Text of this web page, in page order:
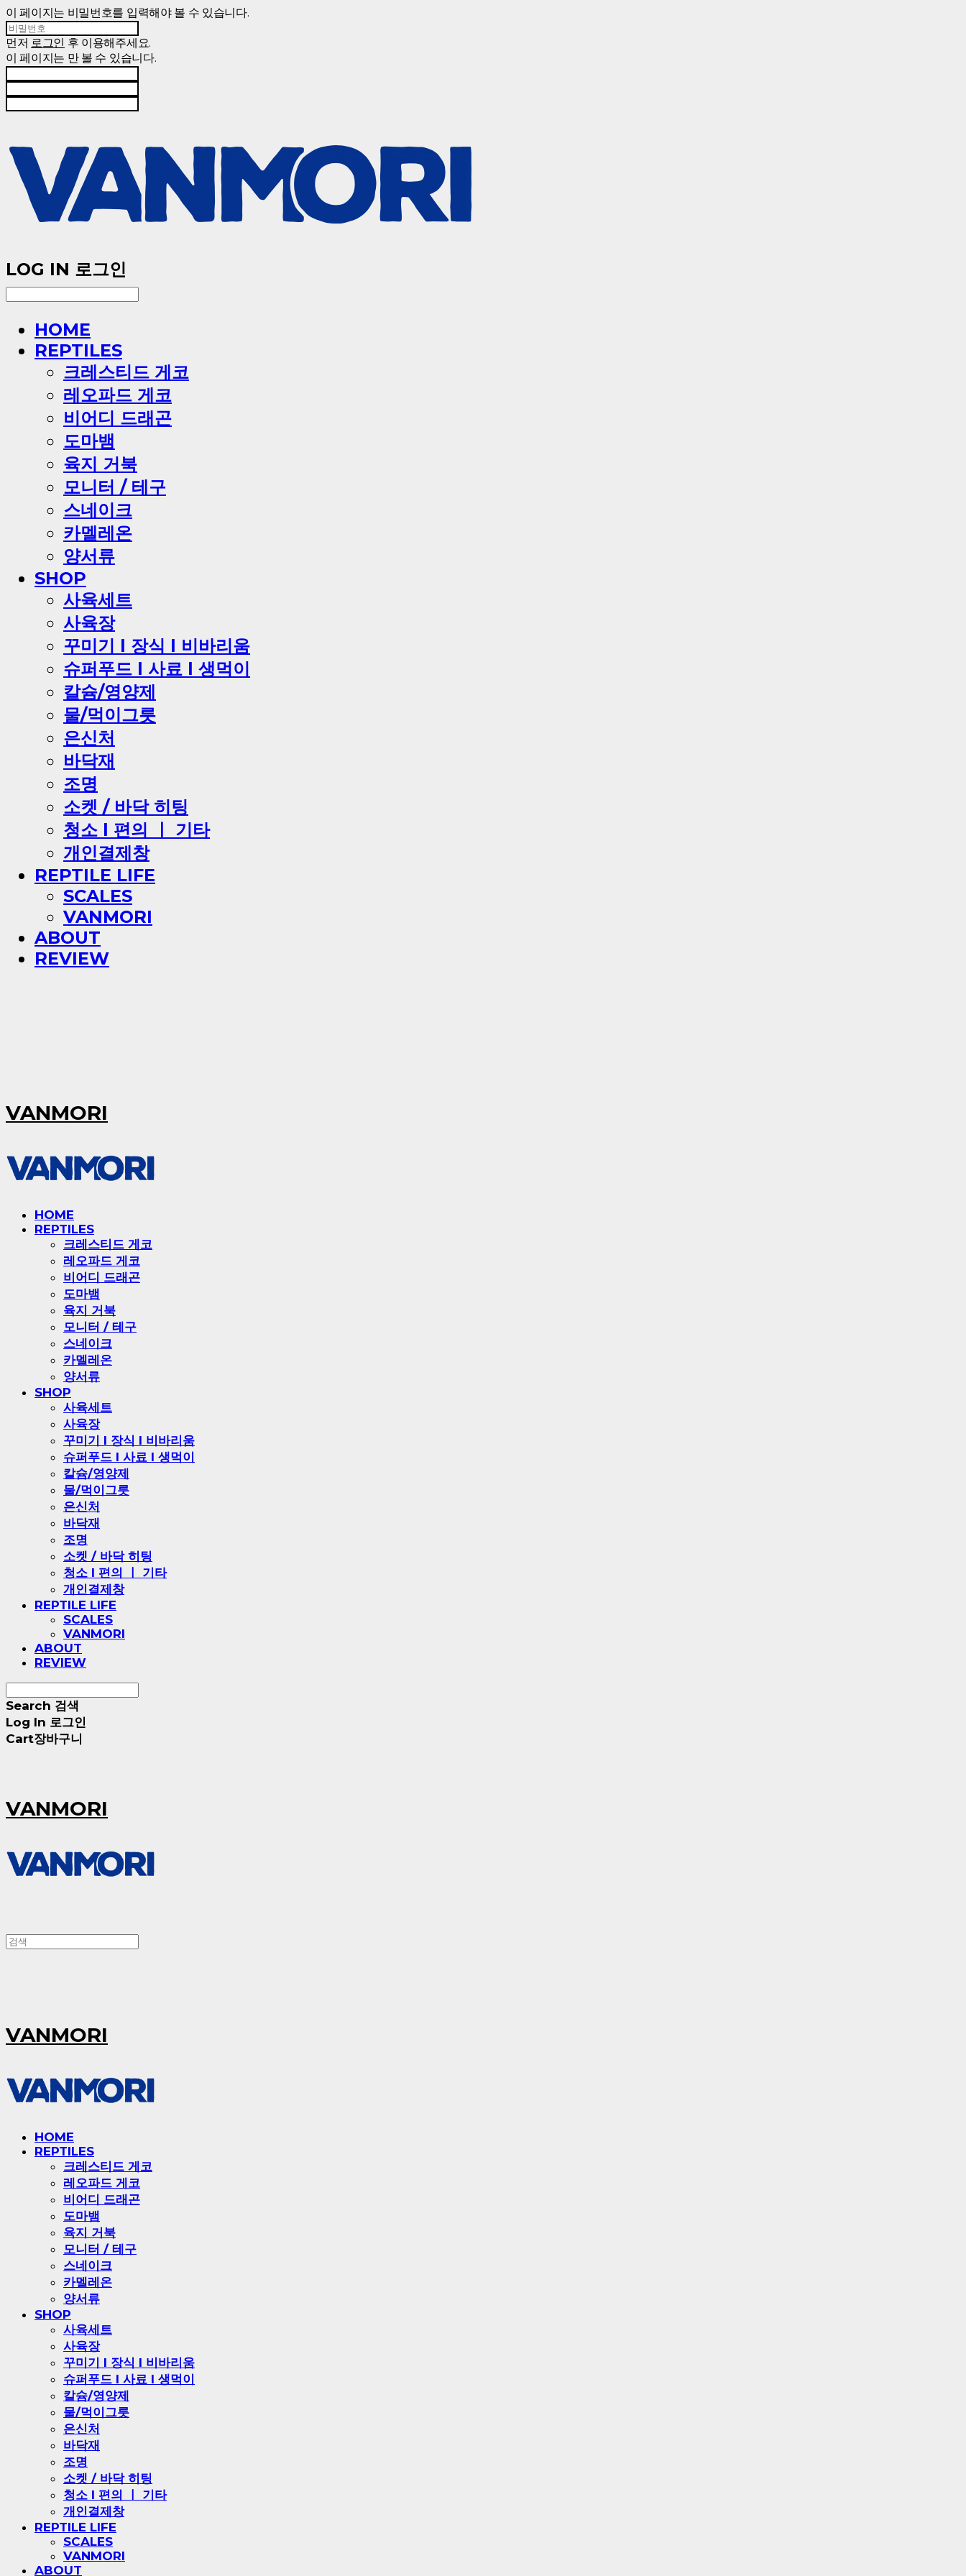
이 페이지는 비밀번호를 입력해야 볼 수 있습니다.
먼저 로그인 후 이용해주세요.
이 페이지는 만 볼 수 있습니다.
LOG IN 로그인
HOME
REPTILES
크레스티드 게코
레오파드 게코
비어디 드래곤
도마뱀
육지 거북
모니터 / 테구
스네이크
카멜레온
양서류
SHOP
사육세트
사육장
꾸미기 l 장식 l 비바리움
슈퍼푸드 l 사료 l 생먹이
칼슘/영양제
물/먹이그릇
은신처
바닥재
조명
소켓 / 바닥 히팅
청소 l 편의 ㅣ 기타
개인결제창
REPTILE LIFE
SCALES
VANMORI
ABOUT
REVIEW
VANMORI
HOME
REPTILES
크레스티드 게코
레오파드 게코
비어디 드래곤
도마뱀
육지 거북
모니터 / 테구
스네이크
카멜레온
양서류
SHOP
사육세트
사육장
꾸미기 l 장식 l 비바리움
슈퍼푸드 l 사료 l 생먹이
칼슘/영양제
물/먹이그릇
은신처
바닥재
조명
소켓 / 바닥 히팅
청소 l 편의 ㅣ 기타
개인결제창
REPTILE LIFE
SCALES
VANMORI
ABOUT
REVIEW
Search 검색
Log In 로그인
Cart장바구니
VANMORI
VANMORI
HOME
REPTILES
크레스티드 게코
레오파드 게코
비어디 드래곤
도마뱀
육지 거북
모니터 / 테구
스네이크
카멜레온
양서류
SHOP
사육세트
사육장
꾸미기 l 장식 l 비바리움
슈퍼푸드 l 사료 l 생먹이
칼슘/영양제
물/먹이그릇
은신처
바닥재
조명
소켓 / 바닥 히팅
청소 l 편의 ㅣ 기타
개인결제창
REPTILE LIFE
SCALES
VANMORI
ABOUT